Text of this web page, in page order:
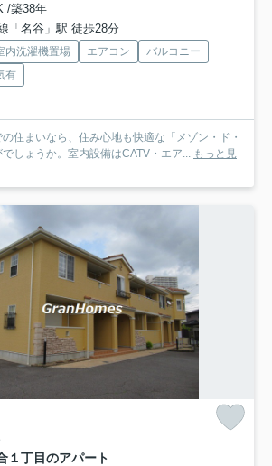
/築38年
「名谷」駅 徒歩28分
内洗濯機置場 エアコン
バルコニー
有
住まいなら、住み心地も快適な「メゾン・ド・
しょうか。室内設備はCATV・エア... もっと見
１丁目のアパート